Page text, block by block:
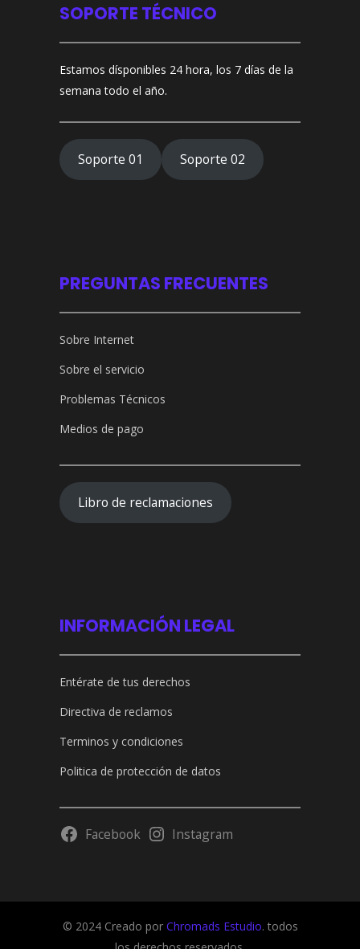
SOPORTE TÉCNICO
Estamos dísponibles 24 hora, los 7 días de la
semana todo el año.
Soporte 01 Soporte 02
PREGUNTAS FRECUENTES
Sobre Internet
Sobre el servicio
Problemas Técnicos
Medios de pago
Libro de reclamaciones
INFORMACIÓN LEGAL
Entérate de tus derechos
Directiva de reclamos
Terminos y condiciones
Politica de protección de datos
Facebook Instagram
© 2024 Creado por Chromads Estudio. todos